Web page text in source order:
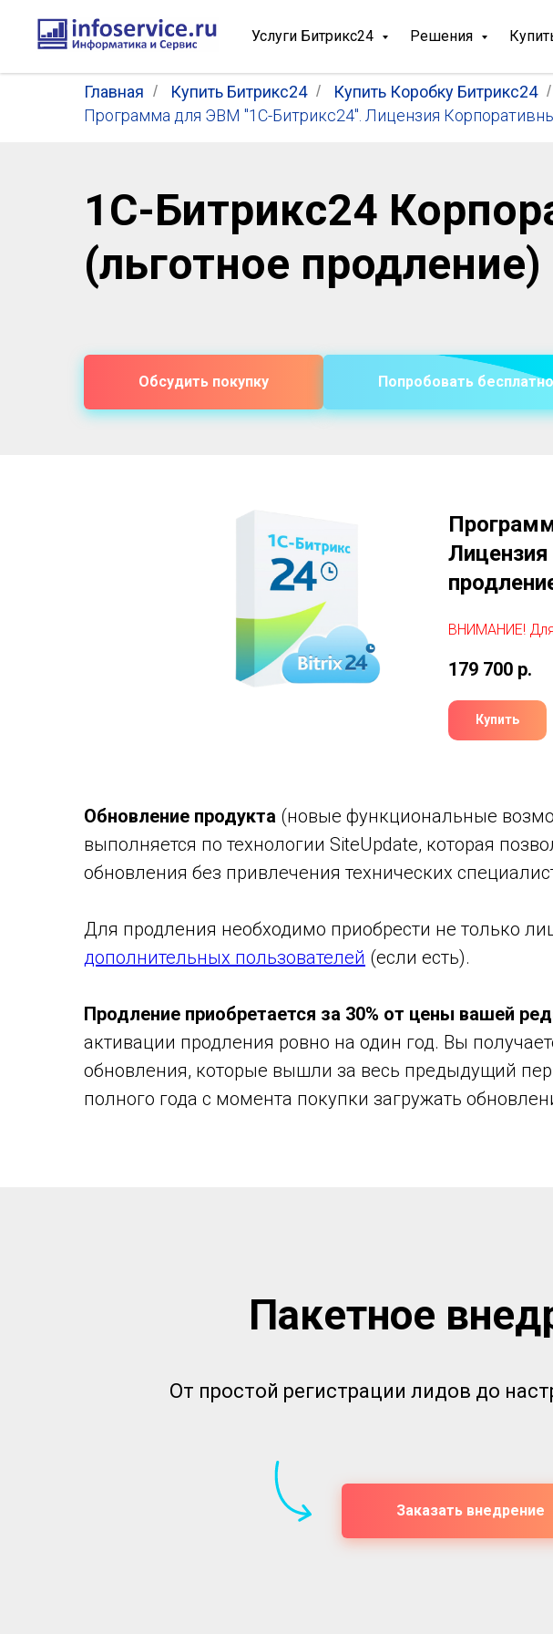
Услуги Битрикс24 Решения
Главная / Купить Битрикс24 / Купить Коробку Битрикс24 /
Программа для ЭВМ "1С-Битрикс24". Лицензия
1С-Битрикс24
(льготное продление)
Обсудить покупку Попробовать бесплатно
ВНИМАНИЕ! Для
179 700 р.
Купить
Обновление продукта (новые функциональные
выполняется по технологии SiteUpdate, которая
обновления без привлечения технических
Для продления необходимо приобрести не только
дополнительных пользователей (если есть).
Продление приобретается за 30% от цены вашей
активации продления ровно на один год. Вы
обновления, которые вышли за весь предыдущий
полного года с момента покупки загружать
Пакетное
От простой регистрации лидов до
Заказать внедрение